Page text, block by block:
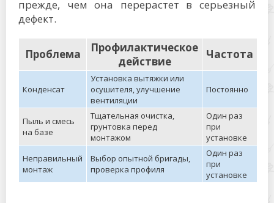
прежде, чем она перерастет в серьезный
дефект.
Проблема
Профилактическое
действие
Частота
Конденсат
Установка вытяжки или
осушителя, улучшение
вентиляции
Постоянно
Пыль и смесь
на базе
Тщательная очистка,
грунтовка перед
монтажом
Один раз
при
установке
Неправильный
монтаж
Выбор опытной бригады,
проверка профиля
Один раз
при
установке